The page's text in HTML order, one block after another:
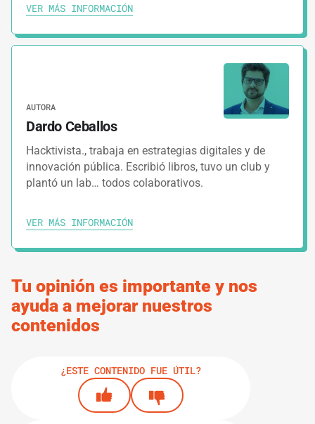
campaña
Herramientas digitales para gestión de
campaña
6. GUÍAS 1 MINUTO
Embudo de conversión de likes en votos
7. GUÍAS
8. GUÍAS 1 MINUTO
Cómo lidiar con el tiempo en la campaña
digital
GUÍAS 1 MINUTO
Coordinación del activismo digital
Tu opinión es importante y nos
ayuda a mejorar nuestros
contenidos
¿ESTE CONTENIDO FUE ÚTIL?
VER MÁS INFORMACIÓN
AUTORA
Dardo Ceballos
Hacktivista., trabaja en estrategias digitales y de
innovación pública. Escribió libros, tuvo un club y
plantó un lab… todos colaborativos.
VER MÁS INFORMACIÓN